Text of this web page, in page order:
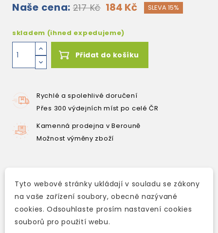
Naše cena: 217 Kč 184 Kč SLEVA 15%
skladem (ihned expedujeme)
Přidat do košíku
Rychlé a spolehlivé doručení
Přes 300 výdejních míst po celé ČR
Kamenná prodejna v Berouně
Možnost výměny zboží
Popis
Detaily produktu
Sometimes the Dashwood girls do not seem
Tyto webové stránky ukládají v souladu se zákony
na vaše zařízení soubory, obecně nazývané
cookies. Odsouhlaste prosím nastavení cookies
souborů pro použití webu.